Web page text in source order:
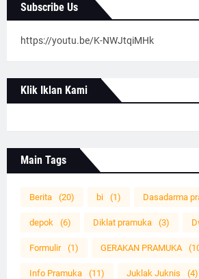
Subscribe Us
https://youtu.be/K-NWJtqiMHk
Klik Iklan Kami
Main Tags
Berita (20) bi (1) Dasadarma
depok (6) Diklat pramuka (3)
Formulir (1) GERAKAN PRAMUKA
Info Pramuka (11) Juklak Juknis (4)